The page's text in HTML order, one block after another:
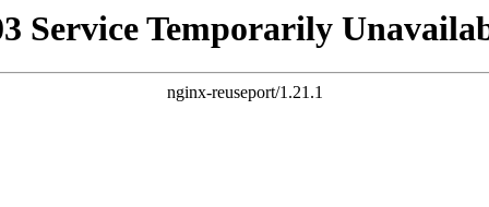
Service Temporarily
nginx-reuseport/1.21.1